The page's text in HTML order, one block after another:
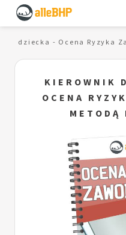
dziecka - Ocena Ryzyka
KIEROWNIK
OCENA
METODĄ